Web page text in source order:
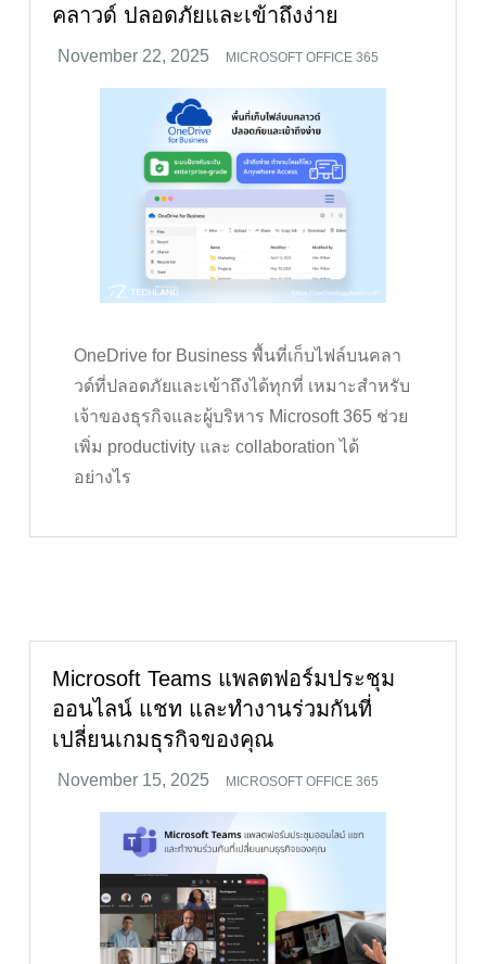
คลาวด์ ปลอดภัยและเข้าถึงง่าย
MICROSOFT OFFICE 365
OneDrive for Business พื้นที่เก็บไฟล์บนคลา
วด์ที่ปลอดภัยและเข้าถึงได้ทุกที่ เหมาะสำหรับ
เจ้าของธุรกิจและผู้บริหาร Microsoft 365 ช่วย
เพิ่ม productivity และ collaboration ได้
อย่างไร
Microsoft Teams แพลตฟอร์มประชุม
ออนไลน์ แชท และทำงานร่วมกันที่
เปลี่ยนเกมธุรกิจของคุณ
MICROSOFT OFFICE 365